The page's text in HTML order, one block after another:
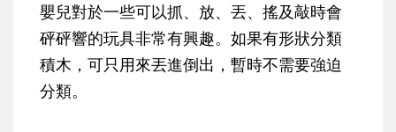
嬰兒對於一些可以抓、放、丟、搖及敲時會
砰砰響的玩具非常有興趣。如果有形狀分類
積木，可只用來丟進倒出，暫時不需要強迫
分類。